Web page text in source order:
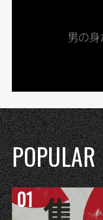
POPULAR